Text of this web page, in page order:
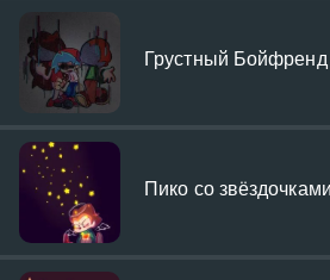
Грустный Бойфренд
Пико со